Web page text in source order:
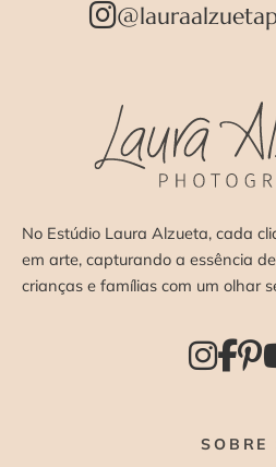
No Estúdio Laura Alzueta, cada
em arte, capturando a essência
crianças e famílias com um olhar
SOBRE